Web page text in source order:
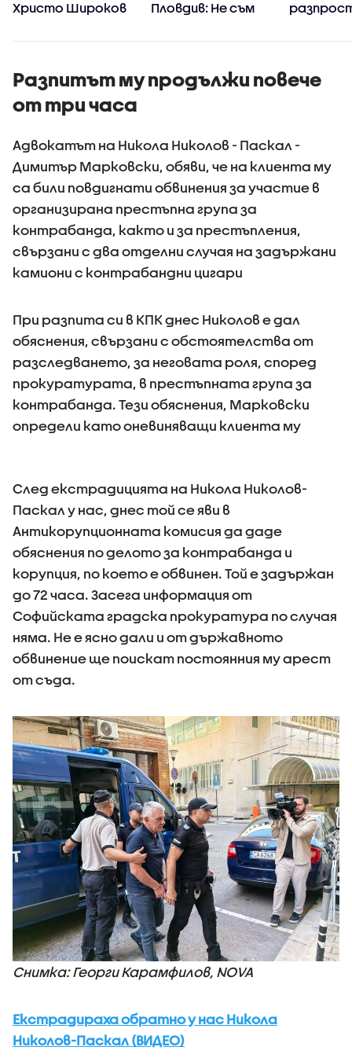
Христо Широков
Пловдив: Не съм
жестокост и
непълнолетни,
случаят е
Разпитът му продължи повече
от три часа
Адвокатът на Никола Николов - Паскал -
Димитър Марковски, обяви, че на клиента му
са били повдигнати обвинения за участие в
организирана престъпна група за
контрабанда, както и за престъпления,
свързани с два отделни случая на задържани
камиони с контрабандни цигари
При разпита си в КПК днес Николов е дал
обяснения, свързани с обстоятелства от
разследването, за неговата роля, според
прокуратурата, в престъпната група за
контрабанда. Тези обяснения, Марковски
определи като оневиняващи клиента му
След екстрадицията на Никола Николов-
Паскал у нас, днес той се яви в
Антикорупционната комисия да даде
обяснения по делото за контрабанда и
корупция, по което е обвинен. Той е задържан
до 72 часа. Засега информация от
Софийската градска прокуратура по случая
няма. Не е ясно дали и от държавното
обвинение ще поискат постоянния му арест
от съда.
Снимка: Георги Карамфилов, NOVA
Екстрадираха обратно у нас Никола
Николов-Паскал (ВИДЕО)